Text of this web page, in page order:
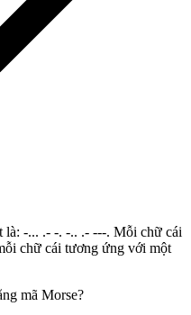
là: -... .- -. -.. .- ---. Mỗi chữ cái
chữ cái tương ứng với một
mã Morse?